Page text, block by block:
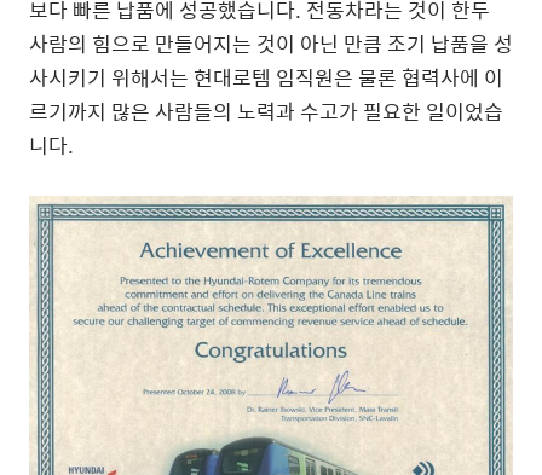
보다 빠른 납품에 성공했습니다. 전동차라는 것이 한두
사람의 힘으로 만들어지는 것이 아닌 만큼 조기 납품을 성
사시키기 위해서는 현대로템 임직원은 물론 협력사에 이
르기까지 많은 사람들의 노력과 수고가 필요한 일이었습
니다.